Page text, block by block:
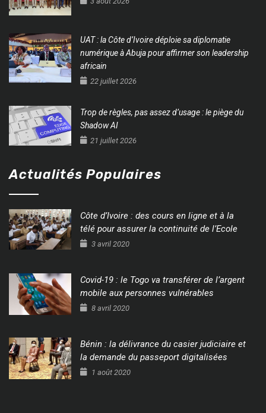
UAT : la Côte d’Ivoire déploie sa diplomatie
numérique à Abuja pour affirmer son leadership
africain
22 juillet 2026
Trop de règles, pas assez d’usage : le piège du
Shadow AI
21 juillet 2026
Actualités Populaires
Côte d’Ivoire : des cours en ligne et à la
télé pour assurer la continuité de l’Ecole
3 avril 2020
Covid-19 : le Togo va transférer de l’argent
mobile aux personnes vulnérables
8 avril 2020
Bénin : la délivrance du casier judiciaire et
la demande du passeport digitalisées
1 août 2020